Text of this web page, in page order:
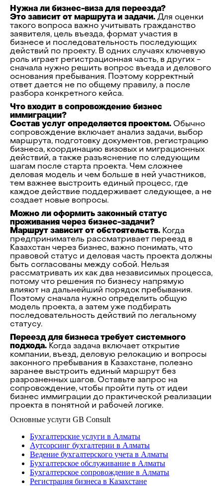
Нужна ли бизнес-виза для переезда?
Это зависит от маршрута и задачи. Для оценки
такого вопроса важно учитывать гражданство
заявителя, цель въезда, формат участия в
бизнесе и последовательность последующих
действий по проекту. В одних случаях ключевую
роль играет регистрационная часть, в других -
сначала нужно решить вопрос въезда и делового
основания пребывания. Поэтому корректный
ответ дается не по общему правилу, а после
разбора конкретного кейса.
Что входит в сопровождение бизнес
иммиграции?
Состав услуг определяется проектом. Обычно
сопровождение включает анализ задачи, выбор
маршрута, подготовку документов, регистрацию
бизнеса, координацию визовых и миграционных
действий, а также разъяснение по следующим
шагам после старта проекта. Чем сложнее
деловая модель и чем больше в ней участников,
тем важнее выстроить единый процесс, где
каждое действие поддерживает следующее, а не
создает новые вопросы.
Можно ли оформить законный статус
проживания через бизнес-задачи?
Маршрут зависит от обстоятельств. Когда
предприниматель рассматривает переезд в
Казахстан через бизнес, важно понимать, что
правовой статус и деловая часть проекта должны
быть согласованы между собой. Нельзя
рассматривать их как два независимых процесса,
потому что решения по бизнесу напрямую
влияют на дальнейший порядок пребывания.
Поэтому сначала нужно определить общую
модель проекта, а затем уже подбирать
последовательность действий по легальному
статусу.
Переезд для бизнеса требует системного
подхода. Когда задача включает открытие
компании, въезд, деловую релокацию и вопросы
законного пребывания в Казахстане, полезно
заранее выстроить единый маршрут без
разрозненных шагов. Оставьте запрос на
сопровождение, чтобы пройти путь от идеи
бизнес иммиграции до практической реализации
проекта в понятной и рабочей логике.
Основные услуги GB Consult
Бухгалтерские услуги в Алматы
Аутсорсинг бухгалтерии в Алматы
Ведение бухгалтерского учета в Алматы
Бухгалтерское обслуживание в Алматы
Бухгалтерское сопровождение в Алматы
Регистрация бизнеса в Казахстане